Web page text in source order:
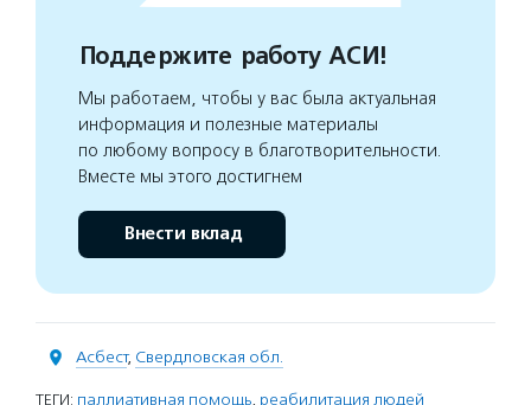
Поддержите работу АСИ!
Мы работаем, чтобы у вас была актуальная
информация и полезные материалы
по любому вопросу в благотворительности.
Вместе мы этого достигнем
Внести вклад
Асбест, Свердловская обл.
ТЕГИ: паллиативная помощь, реабилитация людей